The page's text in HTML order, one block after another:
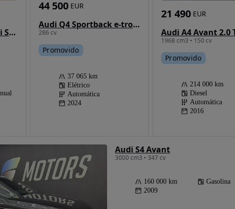
Audi A3 Cabrio 2.0 TDi S-line
Audi Q4 Sportback e-tron 45 82 kWh SE Business Plus
286 cv
44 500 EUR
Promovido
37 065 km
Elétrico
Automática
2024
1968 cm3 • 150 cv
21 490 EUR
Promovido
214 000 km
Diesel
Automática
2016
Audi S4 Avant
3000 cm3 • 347 cv
160 000 km Gasolina
2009